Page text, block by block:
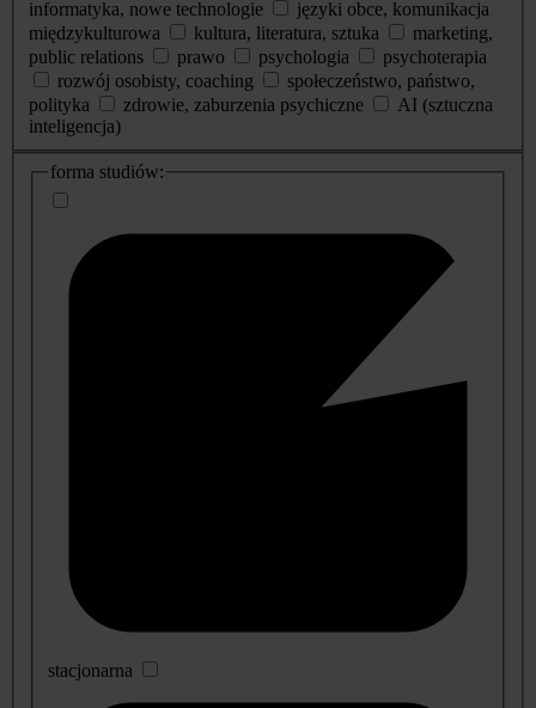
informatyka, nowe technologie
języki obce, komunikacja
międzykulturowa
kultura, literatura, sztuka
marketing,
public relations
prawo psychologia
psychoterapia
rozwój osobisty, coaching
społeczeństwo, państwo,
polityka
zdrowie, zaburzenia psychiczne
AI (sztuczna
inteligencja)
dodatkowe
informacje
forma studiów:
stacjonarna